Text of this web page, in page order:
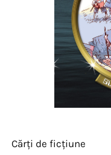
Cărți de ficțiune